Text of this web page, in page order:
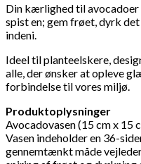
Din kærlighed til
spist en; gem frøet, dyrk
indeni.
Ideel til planteelskere,
alle, der ønsker at opleve
forbindelse til vores miljø.
Produktoplysninger
Avocadovasen (15 cm x
Vasen indeholder en 36-
gennemtænkt måde